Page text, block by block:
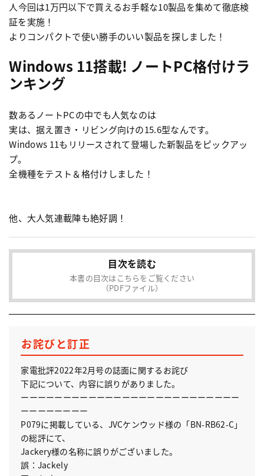
人今回は1万円以下で買えるお手軽な10製品を集めて徹底検
証を実施！
よりコンパクトで使い勝手のいい製品を探しました！
Windows 11搭載! ノートPC格付けラ
ンキング
数あるノートPCの中でも人気なのは
実は、据え置き・リビング向けの15.6型なんです。
Windows 11もリリースされて登場した新製品をピックアッ
プ。
全機種をテスト＆格付けしました！
他、大人気連載陣も絶好調！
目次を読む
本書の目次はこちらをご覧ください
（PDFファイル）
お詫びと訂正
家電批評2022年2月号の誌面に関するお詫び
下記について、内容に誤りがありました。
ーーーーーーーーーーーーーーーーーーーーーーーーーー
ーーーーーーーー
P079に掲載している、JVCケンウッド様の「BN-RB62-C」
の総評にて、
Jackery様の名称に誤りがございました。
誤：Jackely